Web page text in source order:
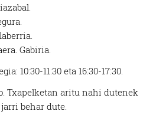
Gabiria.
10:30-11:30 eta 16:30-17:30.
Txapelketan aritu nahi dutenek
behar dute.